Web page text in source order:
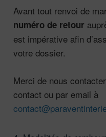
Avant tout renvoi de
numéro de retour
est impérative afin
votre dossier.
Merci de nous
contact ou par email à